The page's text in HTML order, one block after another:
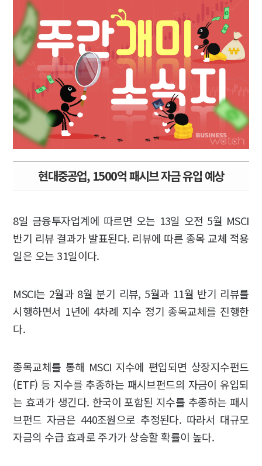
현대중공업, 1500억 패시브 자금 유입 예상
8일 금융투자업계에 따르면 오는 13일 오전 5월 MSCI
반기 리뷰 결과가 발표된다. 리뷰에 따른 종목 교체 적용
일은 오는 31일이다.
MSCI는 2월과 8월 분기 리뷰, 5월과 11월 반기 리뷰를
시행하면서 1년에 4차례 지수 정기 종목교체를 진행한
다.
종목교체를 통해 MSCI 지수에 편입되면 상장지수펀드
(ETF) 등 지수를 추종하는 패시브펀드의 자금이 유입되
는 효과가 생긴다. 한국이 포함된 지수를 추종하는 패시
브펀드 자금은 440조원으로 추정된다. 따라서 대규모
자금의 수급 효과로 주가가 상승할 확률이 높다.